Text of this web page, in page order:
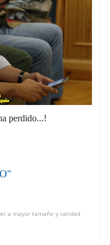
perdido...!
a mayor tamaño y calidad